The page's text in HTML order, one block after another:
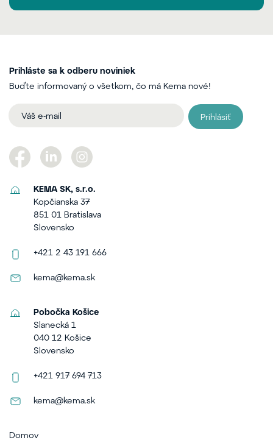
Prihláste sa k odberu noviniek
Buďte informovaný o všetkom, čo má Kema nové!
Prihlásiť
KEMA SK, s.r.o.
Kopčianska 37
851 01 Bratislava
Slovensko
+421 2 43 191 666
kema@kema.sk
Pobočka Košice
Slanecká 1
040 12 Košice
Slovensko
+421 917 694 713
kema@kema.sk
Domov